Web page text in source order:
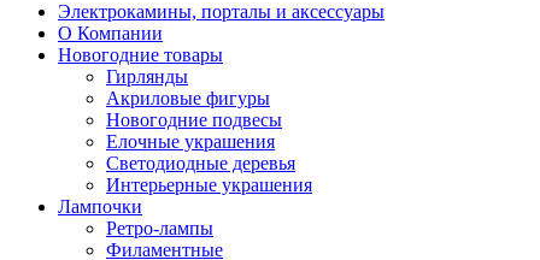
Электрокамины, порталы и аксессуары
О Компании
Новогодние товары
Гирлянды
Акриловые фигуры
Новогодние подвесы
Елочные украшения
Светодиодные деревья
Интерьерные украшения
Лампочки
Ретро-лампы
Филаментные